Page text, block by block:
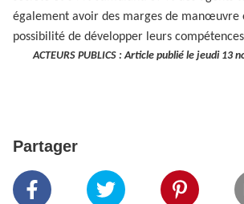
également avoir des marges de manœuvre
possibilité de développer leurs
ACTEURS PUBLICS : Article publié le jeudi 13
Partager